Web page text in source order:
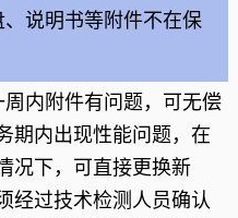
说明书等附件不在保
内附件有问题，可无偿
期内出现性能问题，在
况下，可直接更换新
经过技术检测人员确认